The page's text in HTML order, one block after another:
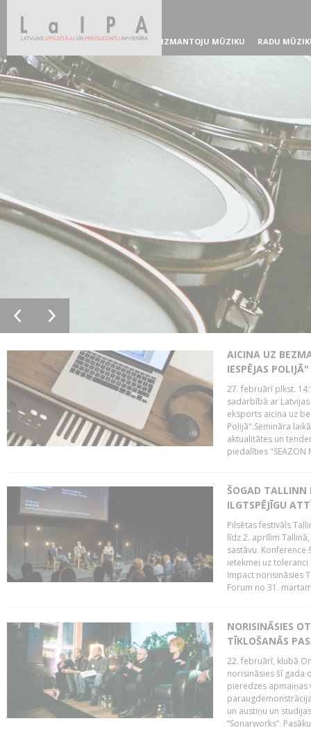
IZMANTOJU MŪZIKU RADU
AICINA UZ
IESPĒJAS POLIJĀ"
27. februārī plkst.
sadarbībā ar
eksports aicina uz
Polijā".Semināra
aktualitātes un
piedalīties "SEAZON
ŠOGAD TALLINN
ILGTSPĒJĪGU
Pilsētas festivāls
līdz 2. aprīlim
sastāvu.
ietekmei uz
Impact norisināsies
Forum no 31.
NORISINĀSIES
TĪKLOŠANĀS
22. februārī, klubā
norisināsies šī gada
pieredzes apmaiņas
un austiņu un
“Sonarworks”.